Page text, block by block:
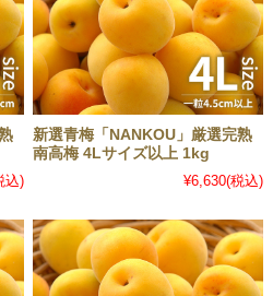
込)
新選青梅「NANKOU」厳選完熟
南高梅 4Lサイズ以上 1kg
¥6,630(税込)